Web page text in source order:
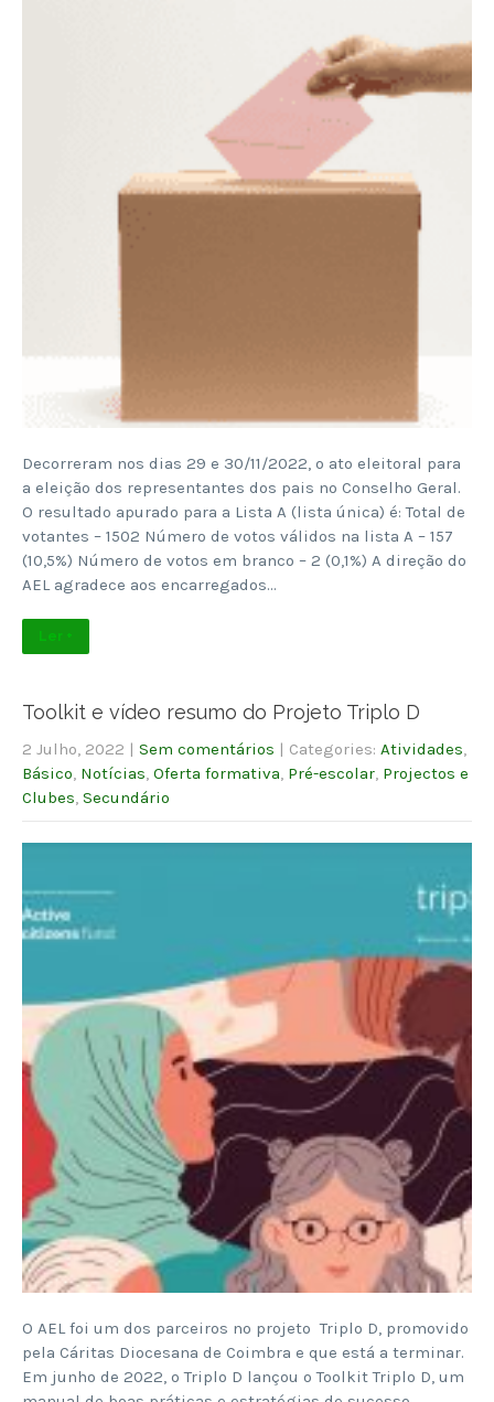
Decorreram nos dias 29 e 30/11/2022, o ato eleitoral para
a eleição dos representantes dos pais no Conselho Geral.
O resultado apurado para a Lista A (lista única) é: Total de
votantes – 1502 Número de votos válidos na lista A – 157
(10,5%) Número de votos em branco – 2 (0,1%) A direção do
AEL agradece aos encarregados…
Ler +
Toolkit e vídeo resumo do Projeto Triplo D
2 Julho, 2022 | Sem comentários | Categories: Atividades
Básico Notícias Oferta formativa Pré-escolar Projectos e
Clubes Secundário
O AEL foi um dos parceiros no projeto Triplo D, promovido
pela Cáritas Diocesana de Coimbra e que está a terminar.
Em junho de 2022, o Triplo D lançou o Toolkit Triplo D, um